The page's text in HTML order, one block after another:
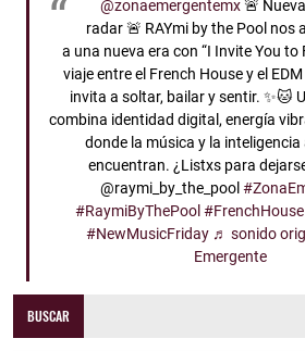
@zonaemergentemx🚨
radar 🚨 RAYmi by the Pool nos
a una nueva era con “I Invite You to
viaje entre el French House y el
invita a soltar, bailar y sentir. ✨🐱
combina identidad digital, energía
donde la música y la
encuentran. ¿Listxs para
@raymi_by_the_pool
#RaymiByThePool #FrenchHouse
#NewMusicFriday ♬ sonido
Emergente
BUSCAR